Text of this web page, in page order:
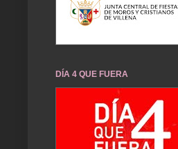
DÍA 4 QUE FUERA